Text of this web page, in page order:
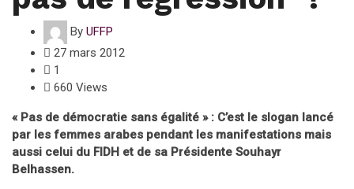
By UFFP
27 mars 2012
1
660 Views
« Pas de démocratie sans égalité » : C’est le slogan lancé
par les femmes arabes pendant les manifestations mais
aussi celui du FIDH et de sa Présidente Souhayr
Belhassen.